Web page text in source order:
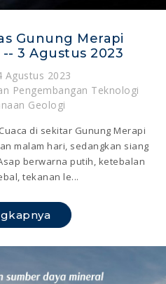
Gunung Merapi
3 Agustus 2023
Agustus 2023
Pengembangan Teknologi
Geologi
di sekitar Gunung Merapi
malam hari, sedangkan siang
berwarna putih, ketebalan
tekanan le...